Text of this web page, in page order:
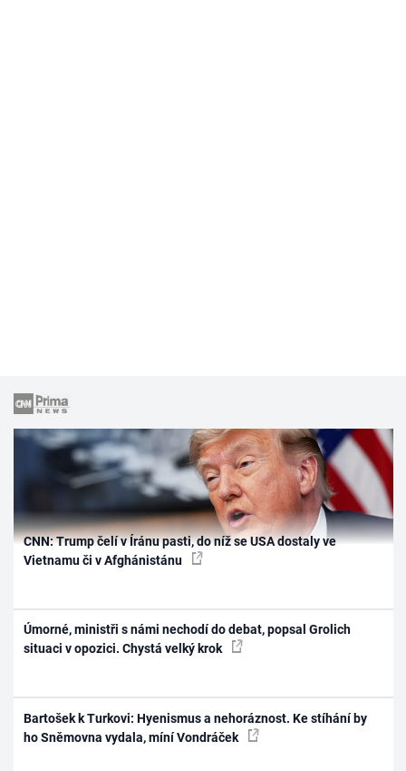
CNN: Trump čelí v Íránu pasti, do níž se USA dostaly ve
Vietnamu či v Afghánistánu
Úmorné, ministři s námi nechodí do debat, popsal Grolich
situaci v opozici. Chystá velký krok
Bartošek k Turkovi: Hyenismus a nehoráznost. Ke stíhání by
ho Sněmovna vydala, míní Vondráček